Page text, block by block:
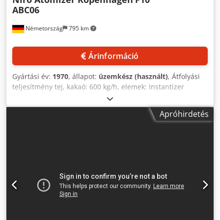
Németország 795 km
ABC06
Árinformáció
Gyártási év: 1970, állapot: üzemkész (használt), Átfolyási
teljesítmény tej, kakaó: 600 kg/h, elemek: Instantizer
(főfolyamatkamra), Zerstäuber F-10, Vibroflux-excenter
elem, gőzlevegő-fűtő, levegőmelegítő, mennyezeti
levegőelosztó, DDMM centrifugálszivattyú, textil-átjáró,
kamrabiztosítás vákuumőrrel, Varimax szabályozás, Clorius
hőmérséklet-szabályozó, Variadyn motorvezérlő rendszer,
a berendezés 10 éve száraz helyen van tárolva, a
Apróhirdetés